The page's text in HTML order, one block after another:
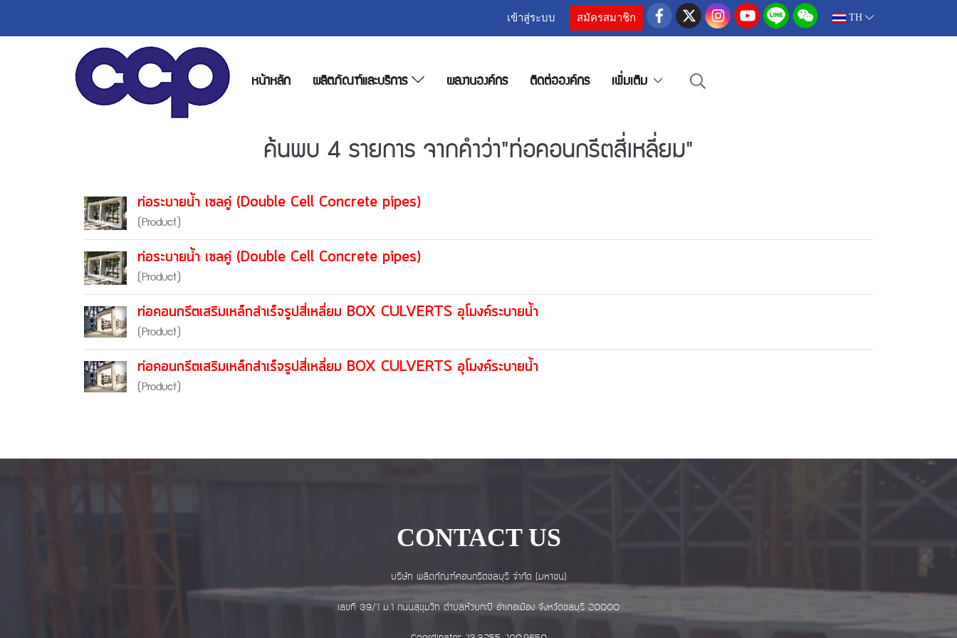
เข้าสู่ระบบ สมัครสมาชิก TH
หน้าหลัก ผลิตภัณฑ์และบริการ ผลงานองค์กร ติดต่อองค์กร เพิ่มเติม
ค้นพบ 4 รายการ จากคำว่า"ท่อคอนกรีตสี่เหลี่ยม"
ท่อระบายน้ำ เซลคู่ (Double Cell Concrete pipes)
(Product)
ท่อระบายน้ำ เซลคู่ (Double Cell Concrete pipes)
(Product)
ท่อคอนกรีตเสริมเหล็กสำเร็จรูปสี่เหลี่ยม BOX CULVERTS อุโมงค์ระบายน้ำ
(Product)
ท่อคอนกรีตเสริมเหล็กสำเร็จรูปสี่เหลี่ยม BOX CULVERTS อุโมงค์ระบายน้ำ
(Product)
CONTACT US
บริษัท ผลิตภัณฑ์คอนกรีตชลบุรี จำกัด (มหาชน)
เลขที่ 39/1 ม.1 ถนนสุขุมวิท ตำบลห้วยกะปิ อำเภอเมือง จังหวัดชลบุรี 20000